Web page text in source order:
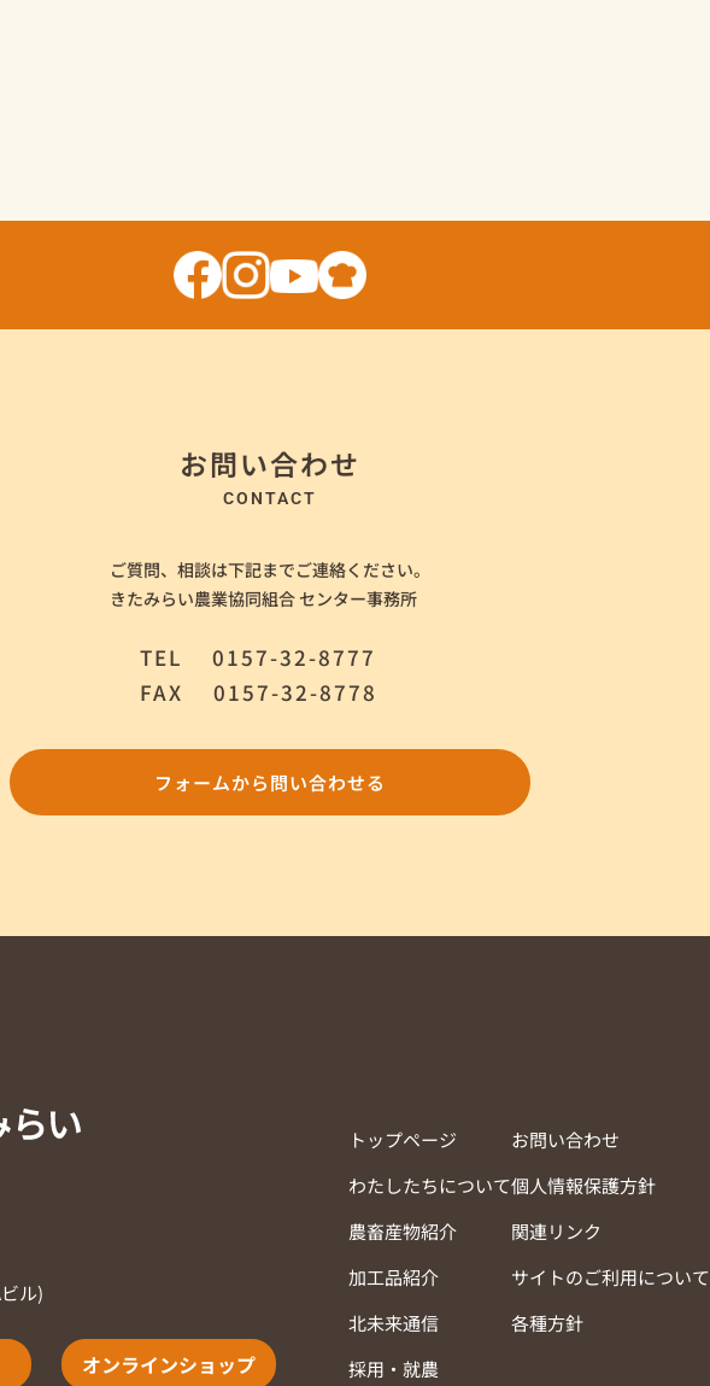
お問い合わせ
CONTACT
ご質問、相談は下記までご連絡ください。
きたみらい農業協同組合 センター事務所
TEL 0157-32-8777
FAX 0157-32-8778
フォームから問い合わせる
ル)
オンラインショップ
トップページ
わたしたちについて
農畜産物紹介
加工品紹介
北未来通信
採用・就農
お問い合わせ
個人情報保護方針
関連リンク
サイトのご利用について
各種方針